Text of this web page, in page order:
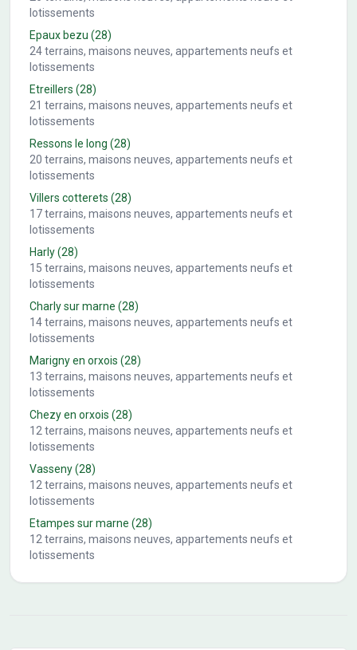
lotissements
Epaux bezu (28)
24terrains, maisons neuves, appartements neufs et
lotissements
Etreillers (28)
21 terrains, maisons neuves, appartements neufs et
lotissements
Ressons le long (28)
20 terrains, maisons neuves, appartements neufs et
lotissements
Villers cotterets (28)
17terrains, maisons neuves, appartements neufs et
lotissements
Harly(28)
15 terrains, maisons neuves, appartements neufs et
lotissements
Charly sur marne (28)
14terrains, maisons neuves, appartements neufs et
lotissements
Marigny en orxois (28)
13 terrains, maisons neuves, appartements neufs et
lotissements
Chezy en orxois (28)
12terrains, maisons neuves, appartements neufs et
lotissements
Vasseny(28)
12terrains, maisons neuves, appartements neufs et
lotissements
Etampes sur marne (28)
12terrains, maisons neuves, appartements neufs et
lotissements